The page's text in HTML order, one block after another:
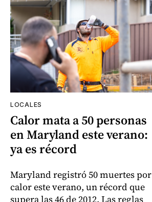
LOCALES
Calor mata a 50 personas
en Maryland este verano:
ya es récord
Maryland registró 50 muertes por
calor este verano, un récord que
supera las 46 de 2012. Las reglas